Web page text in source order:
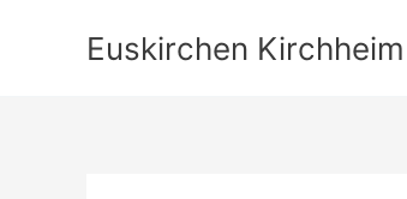
Euskirchen Kirchheim